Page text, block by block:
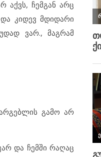
აქვს, ჩემგან არც
კიდევ მდიდარი
ვარ., მაგრამ
გამო არ
და ჩემში რაღაც